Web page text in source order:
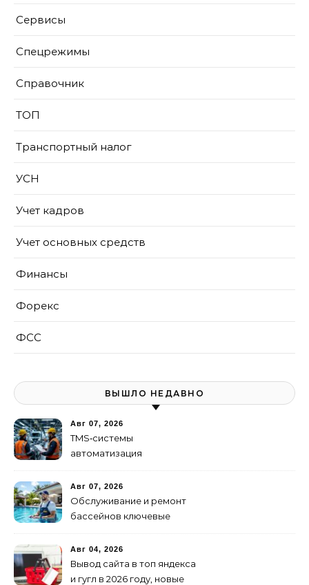
Сервисы
Спецрежимы
Справочник
ТОП
Транспортный налог
УСН
Учет кадров
Учет основных средств
Финансы
Форекс
ФСС
ВЫШЛО НЕДАВНО
Авг 07, 2026
TMS‑системы
автоматизация
Авг 07, 2026
Обслуживание и ремонт
бассейнов ключевые
Авг 04, 2026
Вывод сайта в топ яндекса
и гугл в 2026 году, новые